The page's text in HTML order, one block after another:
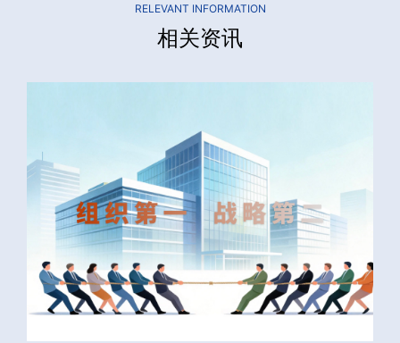
RELEVANT INFORMATION
相关资讯